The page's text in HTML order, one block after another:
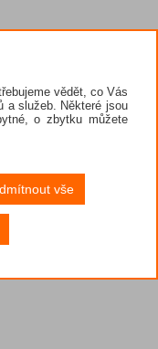
vědět, co Vás
a služeb. Některé jsou
o zbytku můžete
vše